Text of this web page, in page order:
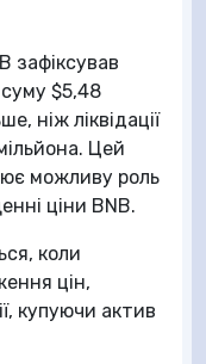
зафіксував
суму $5,48
ніж ліквідації
Цей
можливу роль
ціни BNB.
коли
цін,
купуючи актив